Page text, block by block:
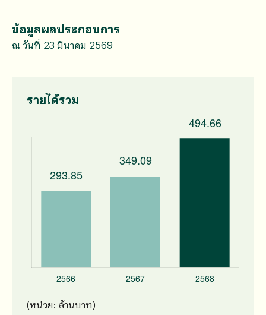
ข้อมูลผลประกอบการ
ณ วันที่ 23 มีนาคม 2569
รายได้รวม
(หน่วย: ล้านบาท)